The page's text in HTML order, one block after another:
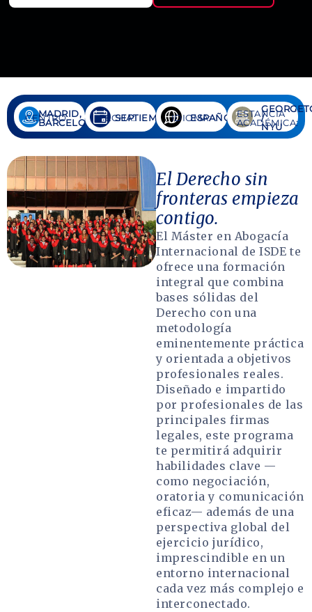
CENTRO:
MADRID,
BARCELONAFECHA:
SEPTIEMBREIDIOMA:ESPAÑOLESTANCIA
ACADÉMICA:
/
NYU
El Derecho sin
fronteras empieza
contigo.
El Máster en Abogacía
Internacional de ISDE te
ofrece una formación
integral que combina
bases sólidas del
Derecho con una
metodología
eminentemente práctica
y orientada a objetivos
profesionales reales.
Diseñado e impartido
por profesionales de las
principales firmas
legales, este programa
te permitirá adquirir
habilidades clave —
como negociación,
oratoria y comunicación
eficaz— además de una
perspectiva global del
ejercicio jurídico,
imprescindible en un
entorno internacional
cada vez más complejo e
interconectado.